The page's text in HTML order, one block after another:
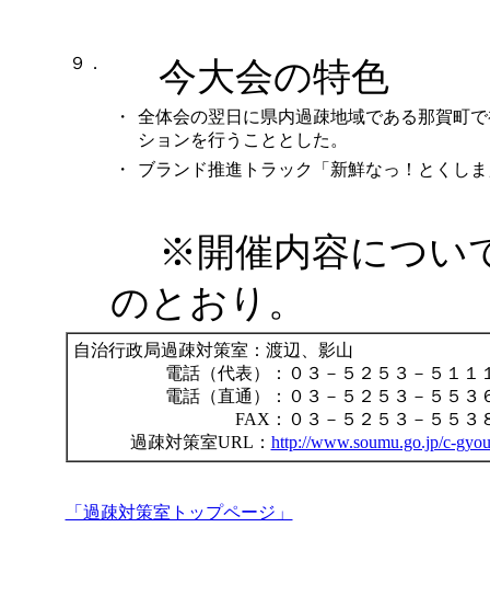
９． 今大会の特色
・
全体会の翌日に県内過疎地域である那賀町
ションを行うこととした。
・
ブランド推進トラック「新鮮なっ！とくし
※開催内容につい
のとおり。
自治行政局過疎対策室：渡辺、影山
電話（代表）：０３－５２５３－５１１
電話（直通）：０３－５２５３－５５３
FAX：０３－５２５３－５５３
過疎対策室URL： http://www.soumu.go.jp/c-
「過疎対策室トップページ」